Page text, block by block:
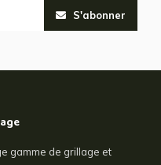
S'abonner
gamme de grillage et